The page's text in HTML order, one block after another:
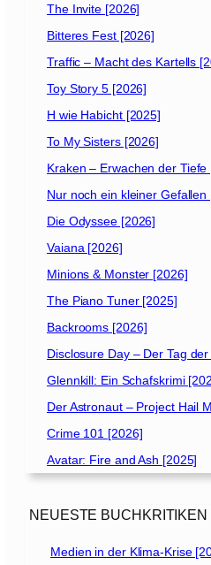
The Invite [2026]
Bitteres Fest [2026]
Traffic – Macht des Kartells
Toy Story 5 [2026]
H wie Habicht [2025]
To My Sisters [2026]
Kraken – Erwachen der Tiefe
Nur noch ein kleiner Gefallen
Die Odyssee [2026]
Vaiana [2026]
Minions & Monster [2026]
The Piano Tuner [2025]
Backrooms [2026]
Disclosure Day – Der Tag
Glennkill: Ein Schafskrimi
Der Astronaut – Project Hail
Crime 101 [2026]
Avatar: Fire and Ash [2025]
NEUESTE BUCHKRITIKEN
Medien in der Klima-Krise